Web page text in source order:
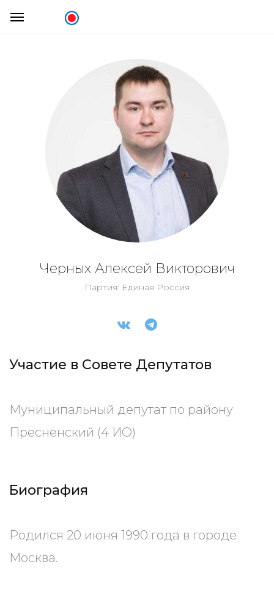
Черных Алексей Викторович
Партия: Единая Россия
Участие в Совете Депутатов
Муниципальный депутат по району
Пресненский (4 ИО)
Биография
Родился 20 июня 1990 года в городе
Москва.